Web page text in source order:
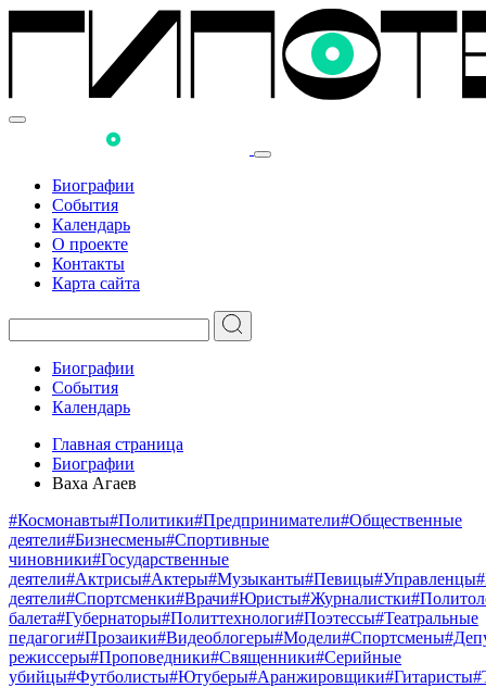
Биографии
События
Календарь
О проекте
Контакты
Карта сайта
Биографии
События
Календарь
Главная страница
Биографии
Ваха Агаев
#Космонавты#Политики#Предприниматели#Общественные
деятели#Бизнесмены#Спортивные
чиновники#Государственные
деятели#Актрисы#Актеры#Музыканты#Певицы#Управленцы
деятели#Спортсменки#Врачи#Юристы#Журналистки
балета#Губернаторы#Политтехнологи#Поэтессы#Театральные
педагоги#Прозаики#Видеоблогеры#Модели#Спортсмены
режиссеры#Проповедники#Священники#Серийные
убийцы#Футболисты#Ютуберы#Аранжировщики#Гитаристы